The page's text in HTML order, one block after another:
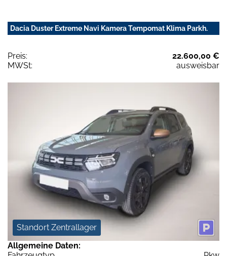
Dacia Duster Extreme Navi Kamera Tempomat Klima Parkh.
Preis:
22.600,00 €
MWSt:
ausweisbar
Standort Zentrallager
Allgemeine Daten: